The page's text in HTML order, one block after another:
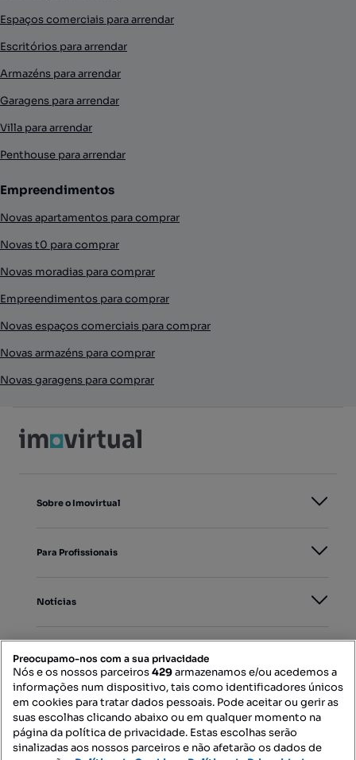
Espaços comerciais para arrendar
Escritórios para arrendar
Armazéns para arrendar
Garagens para arrendar
Villa para arrendar
Penthouse para arrendar
Empreendimentos
Novas apartamentos para comprar
Novas t0 para comprar
Novas moradias para comprar
Empreendimentos para comprar
Novas espaços comerciais para comprar
Novas armazéns para comprar
Novas garagens para comprar
Sobre o Imovirtual
Para Profissionais
Notícias
Mapa do Site
Contacte-nos
Preocupamo-nos com a sua privacidade
Nós e os nossos parceiros429armazenamos e/ou acedemos a
informações num dispositivo, tais como identificadores únicos
em cookies para tratar dados pessoais. Pode aceitar ou gerir as
suas escolhas clicando abaixo ou em qualquer momento na
página da política de privacidade. Estas escolhas serão
sinalizadas aos nossos parceiros e não afetarão os dados de